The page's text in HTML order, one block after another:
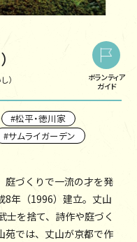
）
ボランティア
ガイド
松平・徳川家
サムライガーデン
庭づくりで一流の才を発
8年（1996）建立。丈山
士を捨て、詩作や庭づく
苑では、丈山が京都で作